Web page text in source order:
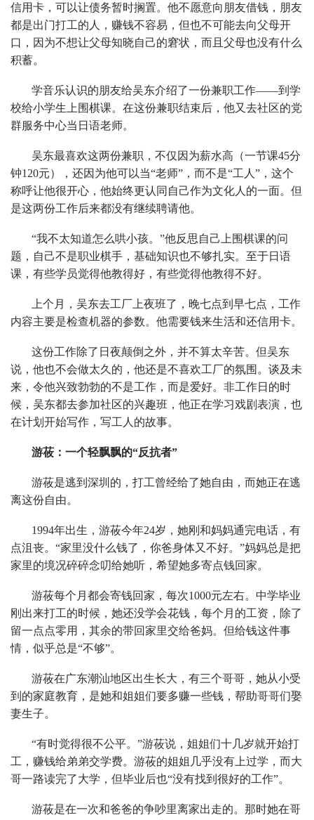
信用卡，可以让债务暂时搁置。他不愿意向朋友借钱，朋友
都是出门打工的人，赚钱不容易，但也不可能去向父母开
口，因为不想让父母知晓自己的窘状，而且父母也没有什么
积蓄。
学音乐认识的朋友给吴东介绍了一份兼职工作——到学
校给小学生上围棋课。在这份兼职结束后，他又去社区的党
群服务中心当日语老师。
吴东最喜欢这两份兼职，不仅因为薪水高（一节课45分
钟120元），还因为他可以当“老师”，而不是“工人”，这个
称呼让他很开心，他始终更认同自己作为文化人的一面。但
是这两份工作后来都没有继续聘请他。
“我不太知道怎么哄小孩。”他反思自己上围棋课的问
题，自己不是职业棋手，基础知识也不够扎实。至于日语
课，有些学员觉得他教得好，有些觉得他教得不好。
上个月，吴东去工厂上夜班了，晚七点到早七点，工作
内容主要是检查机器的参数。他需要钱来生活和还信用卡。
这份工作除了日夜颠倒之外，并不算太辛苦。但吴东
说，他也不会做太久的，他还是不喜欢工厂的氛围。谈及未
来，令他兴致勃勃的不是工作，而是爱好。非工作日的时
候，吴东都去参加社区的兴趣班，他正在学习戏剧表演，也
在计划开始写作，写工人的故事。
游莜：一个轻飘飘的“反抗者”
游莜是逃到深圳的，打工曾经给了她自由，而她正在逃
离这份自由。
1994年出生，游莜今年24岁，她刚和妈妈通完电话，有
点沮丧。“家里没什么钱了，你爸身体又不好。”妈妈总是把
家里的境况碎碎念叨给她听，希望她多寄点钱回家。
游莜每个月都会寄钱回家，每次1000元左右。中学毕业
刚出来打工的时候，她还没学会花钱，每个月的工资，除了
留一点点零用，其余的带回家里交给爸妈。但给钱这件事
情，似乎总是“不够”。
游莜在广东潮汕地区出生长大，有三个哥哥，她从小受
到的家庭教育，是她和姐姐们要多赚一些钱，帮助哥哥们娶
妻生子。
“有时觉得很不公平。”游莜说，姐姐们十几岁就开始打
工，赚钱给弟弟交学费。游莜的姐姐几乎没有上过学，而大
哥一路读完了大学，但毕业后也“没有找到很好的工作”。
游莜是在一次和爸爸的争吵里离家出走的。那时她在哥